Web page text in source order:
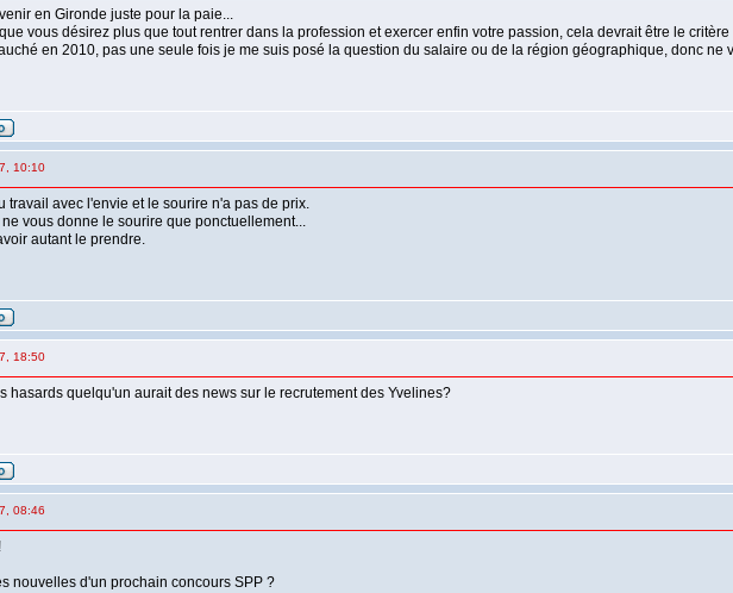
en Gironde juste pour la paie...
vous désirez plus que tout rentrer dans la profession et exercer enfin votre passion, cela devrait être le
en 2010, pas une seule fois je me suis posé la question du salaire ou de la région géographique, donc ne
10:10
travail avec l'envie et le sourire n'a pas de prix.
vous donne le sourire que ponctuellement...
autant le prendre.
18:50
hasards quelqu'un aurait des news sur le recrutement des Yvelines?
08:46
nouvelles d'un prochain concours SPP ?